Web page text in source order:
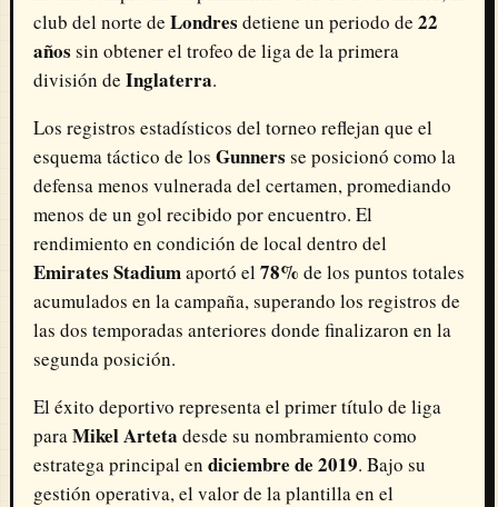
club del norte de Londres detiene un periodo de 22
años sin obtener el trofeo de liga de la primera
división de Inglaterra.
Los registros estadísticos del torneo reflejan que el
esquema táctico de los Gunners se posicionó como la
defensa menos vulnerada del certamen, promediando
menos de un gol recibido por encuentro. El
rendimiento en condición de local dentro del
Emirates Stadiumaportó el 78% de los puntos totales
acumulados en la campaña, superando los registros de
las dos temporadas anteriores donde finalizaron en la
segunda posición.
El éxito deportivo representa el primer título de liga
paraMikel Arteta desde su nombramiento como
estratega principal en diciembre de 2019. Bajo su
gestión operativa, el valor de la plantilla en el